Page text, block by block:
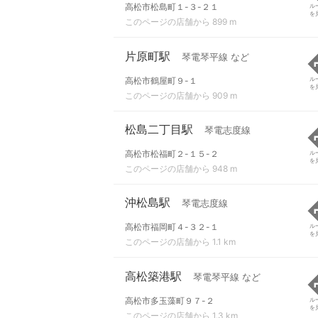
高松市松島町１-３-２１
このページの店舗から 899 m
ル
を
片原町駅 琴電琴平線 など
高松市鶴屋町９-１
このページの店舗から 909 m
ル
を
松島二丁目駅 琴電志度線
高松市松福町２-１５-２
このページの店舗から 948 m
ル
を
沖松島駅 琴電志度線
高松市福岡町４-３２-１
このページの店舗から 1.1 km
ル
を
高松築港駅 琴電琴平線 など
高松市多玉藻町９７-２
このページの店舗から 1.3 km
ル
を